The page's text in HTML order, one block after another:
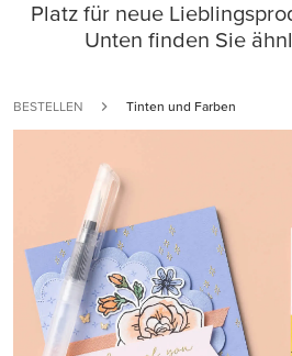
Platz für neue
Unten finden Sie
BESTELLEN Tinten und Farben